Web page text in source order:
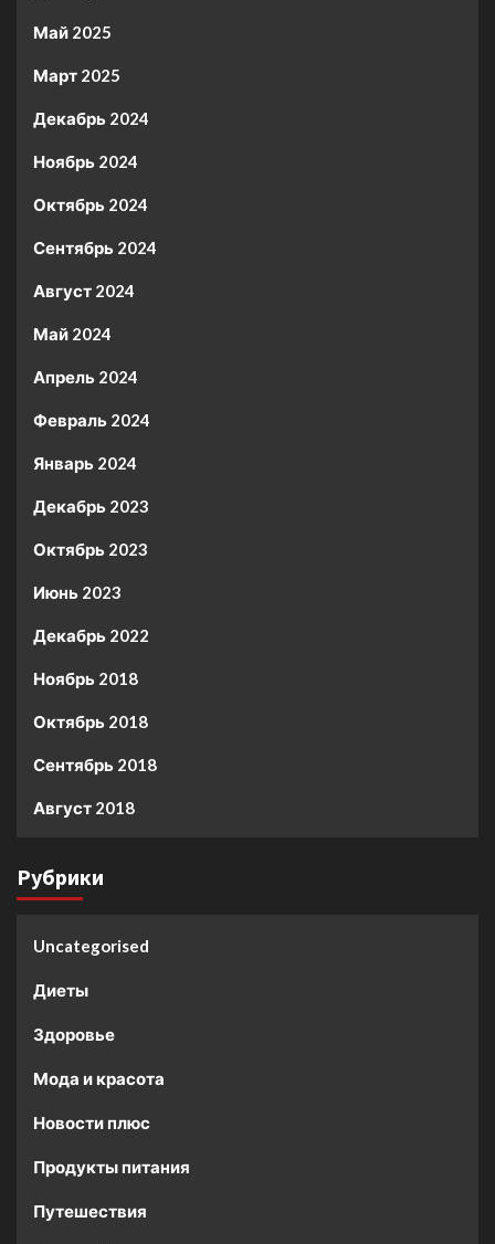
Май 2025
Март 2025
Декабрь 2024
Ноябрь 2024
Октябрь 2024
Сентябрь 2024
Август 2024
Май 2024
Апрель 2024
Февраль 2024
Январь 2024
Декабрь 2023
Октябрь 2023
Июнь 2023
Декабрь 2022
Ноябрь 2018
Октябрь 2018
Сентябрь 2018
Август 2018
Рубрики
Uncategorised
Диеты
Здоровье
Мода и красота
Новости плюс
Продукты питания
Путешествия